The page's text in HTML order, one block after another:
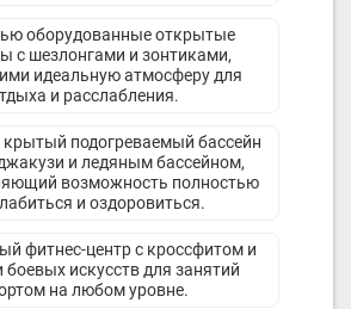
оборудованные открытые
с шезлонгами и зонтиками,
идеальную атмосферу для
и расслабления.
подогреваемый бассейн
и ледяным бассейном,
возможность полностью
и оздоровиться.
фитнес-центр с кроссфитом и
боевых искусств для занятий
на любом уровне.